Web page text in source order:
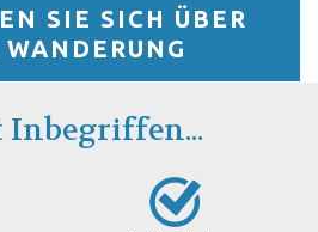
SIE SICH ÜBER
Inbegriffen...